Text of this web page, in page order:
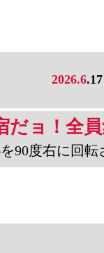
2026.6.17
せて）「のじゅくの日」。年に